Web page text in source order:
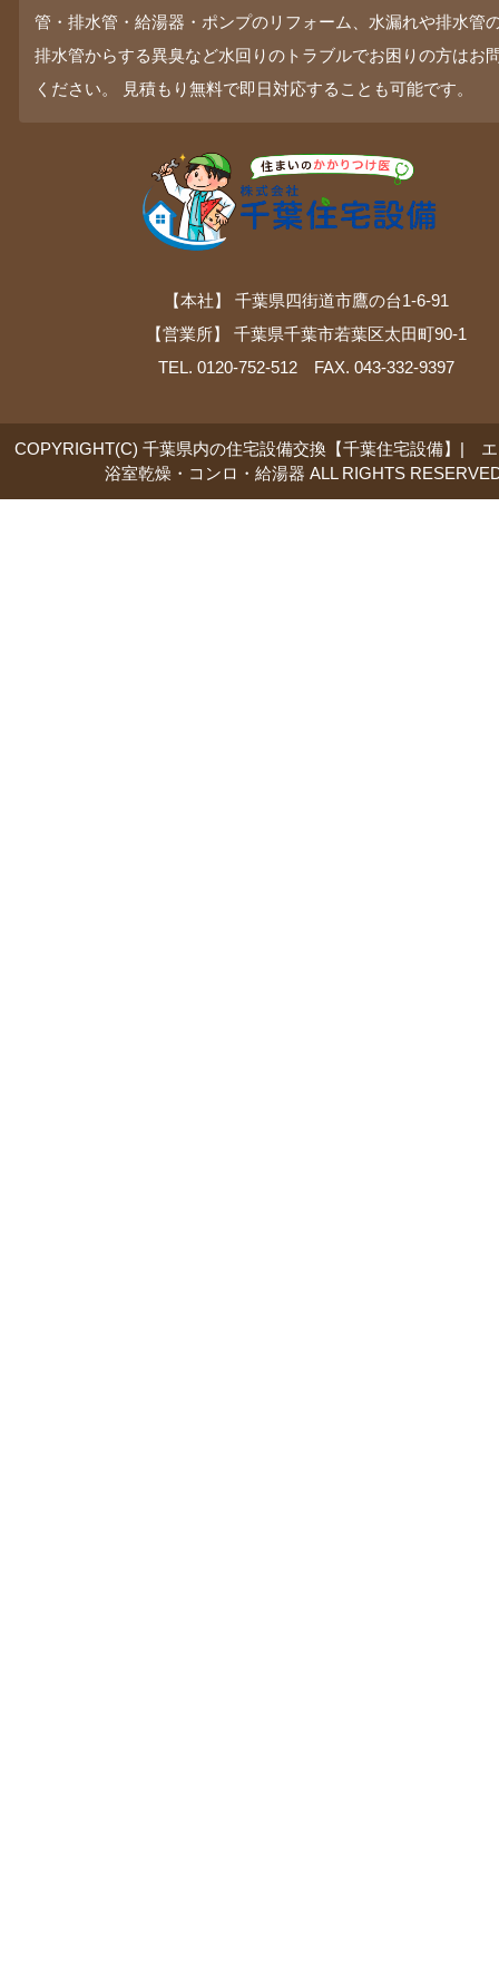
管・排水管・給湯器・ポンプのリフォーム、水漏れや排水管
排水管からする異臭など水回りのトラブルでお困りの方はお
ください。 見積もり無料で即日対応することも可能です。
【本社】 千葉県四街道市鷹の台1-6-91
【営業所】 千葉県千葉市若葉区太田町90-1
TEL. 0120-752-512 FAX. 043-332-9397
COPYRIGHT(C) 千葉県内の住宅設備交換【千葉住宅設備】|
浴室乾燥・コンロ・給湯器 ALL RIGHTS